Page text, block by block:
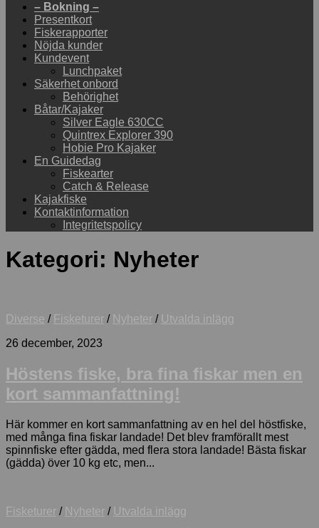
– Bokning –
Presentkort
Fiskerapporter
Nöjda kunder
Kundevent
Lunchpaket
Säkerhet onbord
Behörighet
Båtar/Kajaker
Silver Eagle 630CC
Quintrex Explorer 390
Hobie Pro Kajaker
En Guidedag
Fiskearter
Catch & Release
Kajakfiske
Kontaktinformation
Integritetspolicy
Kategori: Nyheter
Diverse / Fisketurer / Nyheter / Utvalda inlägg
26 december, 2023
Höstens fiske, bra fina fiskar men en
kort sammanfattning!
Här kommer en kort sammanfattning av en hel del höstfiske,
med många fina fiskar landade! Det blev framförallt mest
spinnfiske efter gädda, med flera stora landade! Bästa fiskar
(gädda) över 10 kg etc, men...
Fisketurer / Nyheter / Utvalda inlägg